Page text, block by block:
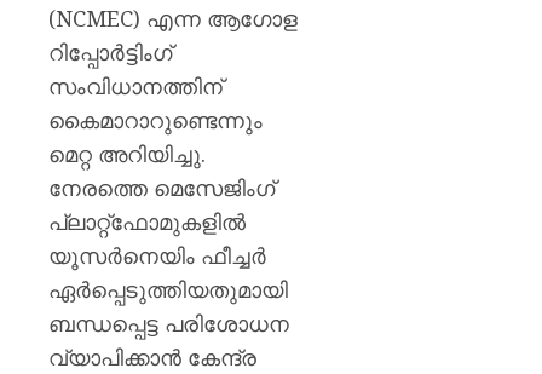
(NCMEC) എന്ന ആഗോള
റിപ്പോർട്ടിംഗ്
സംവിധാനത്തിന്
കൈമാറാറുണ്ടെന്നും
മെറ്റ അറിയിച്ചു.
നേരത്തെ മെസേജിംഗ്
പ്ലാറ്റ്ഫോമുകളിൽ
യൂസർനെയിം ഫീച്ചർ
ഏർപ്പെടുത്തിയതുമായി
ബന്ധപ്പെട്ട പരിശോധന
വ്യാപിക്കാൻ കേന്ദ്ര